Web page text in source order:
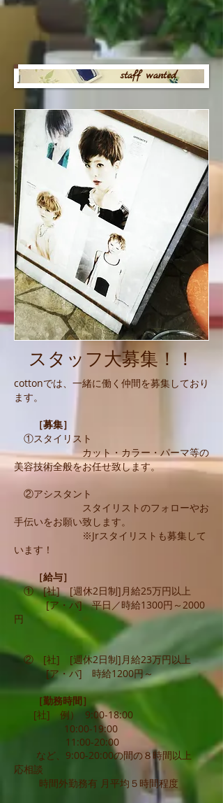
staff wanted
スタッフ大募集！！
cottonでは、一緒に働く仲間を募集しており
ます。
［募集］
①スタイリスト
カット・カラー・パーマ等の
美容技術全般をお任せ致します。
②アシスタント
スタイリストのフォローやお
手伝いをお願い致します。
※Jrスタイリストも募集して
います！
［給与］
① [社] [週休2日制]月給25万円以上
[ア・パ] 平日／時給1300円～2000
円
② [社] [週休2日制]月給23万円以上
[ア・パ] 時給1200円～
［勤務時間］
[社] 例） 9:00-18:00
10:00-19:00
11:00-20:00
など、9:00-20:00の間の８時間以上
応相談
時間外勤務有 月平均５時間程度